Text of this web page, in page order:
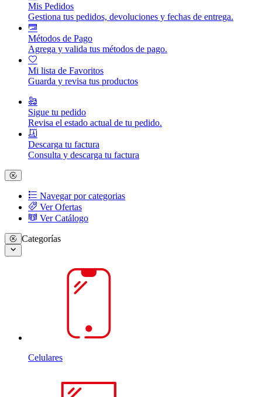
Mis Pedidos
Gestiona tus pedidos, devoluciones y fechas de entrega.
Métodos de Pago
Agrega y valida tus métodos de pago.
Mi lista de Favoritos
Guarda y revisa tus productos
Sigue tu pedido
Revisa el estado actual de tu pedido.
Descarga tu factura
Consulta y descarga tu factura
Navegar por categorias
Ver Ofertas
Ver Catálogo
Categorías
Celulares